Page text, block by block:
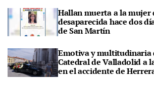
Hallan muerta a la mujer
desaparecida hace dos
de San Martín
Emotiva y multitudinaria
Catedral de Valladolid a
en el accidente de